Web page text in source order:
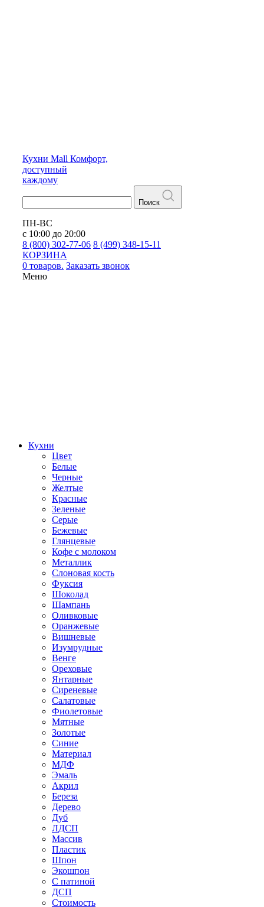
Кухни Mall Комфорт,
доступный
каждому
Поиск
ПН-ВС
с 10:00 до 20:00
8 (800) 302-77-06 8 (499) 348-15-11
КОРЗИНА
0 товаров. Заказать звонок
Меню
Кухни
Цвет
Белые
Черные
Желтые
Красные
Зеленые
Серые
Бежевые
Глянцевые
Кофе с молоком
Металлик
Слоновая кость
Фуксия
Шоколад
Шампань
Оливковые
Оранжевые
Вишневые
Изумрудные
Венге
Ореховые
Янтарные
Сиреневые
Салатовые
Фиолетовые
Мятные
Золотые
Синие
Материал
МДФ
Эмаль
Акрил
Береза
Дерево
Дуб
ЛДСП
Массив
Пластик
Шпон
Экошпон
С патиной
ДСП
Стоимость